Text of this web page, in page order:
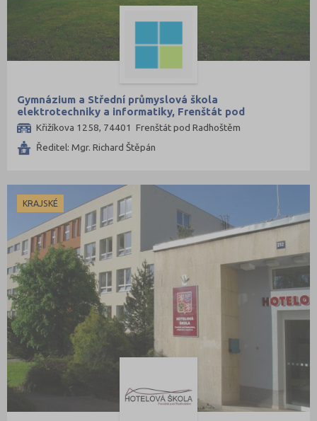
Gymnázium a Střední průmyslová škola
elektrotechniky a informatiky, Frenštát pod
Radhoštěm, příspěvková organizace
Křižíkova 1258, 74401 Frenštát pod Radhoštěm
Ředitel: Mgr. Richard Štěpán
KRAJSKÉ